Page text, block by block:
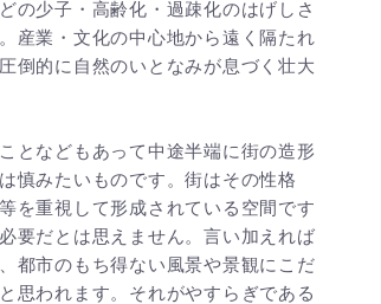
の少子・高齢化・過疎化のはげしさ
産業・文化の中心地から遠く隔たれ
倒的に自然のいとなみが息づく壮大
となどもあって中途半端に街の造形
慎みたいものです。街はその性格
を重視して形成されている空間です
要だとは思えません。言い加えれば
都市のもち得ない風景や景観にこだ
思われます。それがやすらぎである